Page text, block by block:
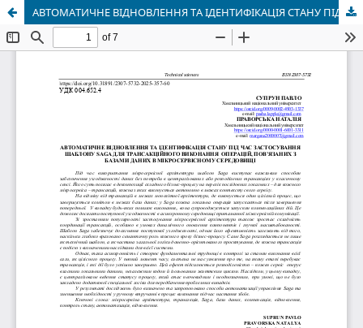
АВТОМАТИЧНЕ ВІДНОВЛЕННЯ ТА ІДЕНТИФІКАЦІЯ СТАНУ ПІД ЧАС ЗАСТОСУВАННЯ ШАБЛОНУ SAGA ДЛЯ ТРАНСАКЦІЙНОГО ВИКОНАННЯ ОПЕРАЦІЙ, ПОВ’ЯЗАНИХ З БАЗАМИ ДАНИХ В МІКРОСЕРВІСНОМУ СЕРЕДОВИЩІ